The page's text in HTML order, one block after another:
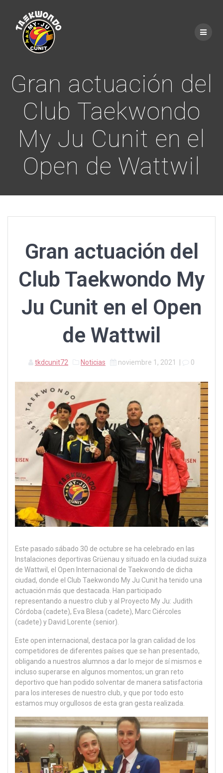
Gran actuación del
Club Taekwondo
My Ju Cunit en el
Open de Wattwil
Gran actuación del
Club Taekwondo My
Ju Cunit en el Open
de Wattwil
tkdcunit72 Noticias noviembre 1, 2021 0
Este pasado sábado 30 de octubre se ha celebrado en las
Instalaciones deportivas Grüenau y situado en la ciudad suiza
de Wattwil, el Open Internacional de Taekwondo de dicha
ciudad, donde el Club Taekwondo My Ju Cunit ha tenido una
actuación más que destacada. Han participado
representando a nuestro club y al Proyecto My Ju: Judith
Córdoba (cadete), Eva Blesa (cadete), Marc Ciércoles
(cadete) y David Lorente (senior).
Este open internacional, destaca por la gran calidad de los
competidores de diferentes países que se han presentado,
obligando a nuestros alumnos a dar lo mejor de sí mismos e
incluso superarse en algunos momentos; un gran reto
deportivo que han podido solventar de manera satisfactoria
para los intereses de nuestro club, y que por todo esto
estamos muy orgullosos de esta gran gesta realizada.